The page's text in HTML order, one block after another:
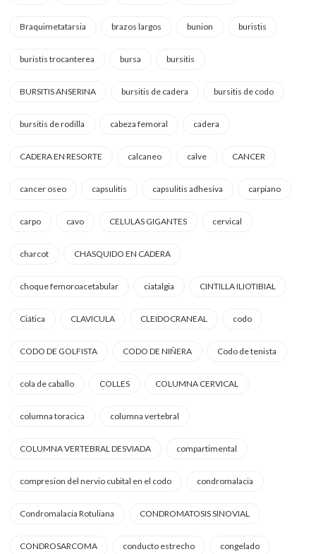
Braquimetatarsia brazos largos bunion buristis
buristis trocanterea bursa bursitis
BURSITIS ANSERINA bursitis de cadera bursitis de codo
bursitis de rodilla cabeza femoral cadera
CADERA EN RESORTE calcaneo calve CANCER
cancer oseo capsulitis capsulitis adhesiva carpiano
carpo cavo CELULAS GIGANTES cervical
charcot CHASQUIDO EN CADERA
choque femoroacetabular ciatalgia CINTILLA ILIOTIBIAL
Ciática CLAVICULA CLEIDOCRANEAL codo
CODO DE GOLFISTA CODO DE NIÑERA Codo de tenista
cola de caballo COLLES COLUMNA CERVICAL
columna toracica columna vertebral
COLUMNA VERTEBRAL DESVIADA compartimental
compresion del nervio cubital en el codo condromalacia
Condromalacia Rotuliana CONDROMATOSIS SINOVIAL
CONDROSARCOMA conducto estrecho congelado